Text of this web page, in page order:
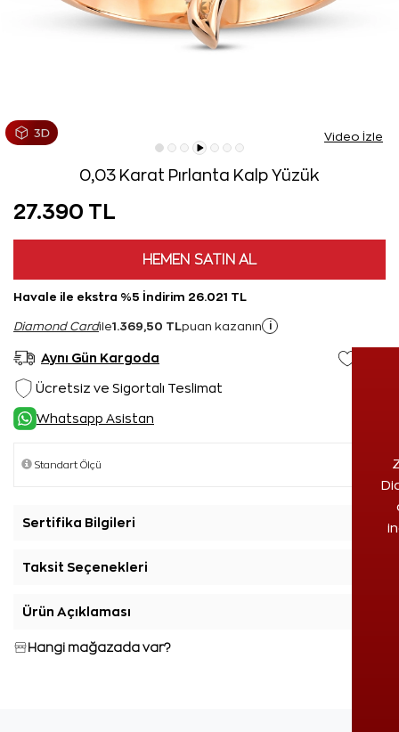
Video İzle
0,03 Karat Pırlanta Kalp Yüzük
27.390 TL
HEMEN SATIN AL
Havale ile ekstra %5 İndirim 26.021 TL
Diamond Cardile1.369,50 TL puan kazanın i
Aynı Gün Kargoda
Ücretsiz ve Sigortalı Teslimat
Whatsapp Asistan
Sertifika Bilgileri
Taksit Seçenekleri
Ürün Açıklaması
Hangi mağazada var?